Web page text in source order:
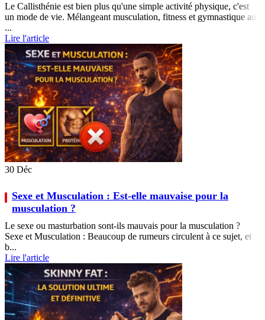
Le Callisthénie est bien plus qu'une simple activité physique, c'est
un mode de vie. Mélangeant musculation, fitness et gymnastique au
...
Lire l'article
30 Déc
Sexe et Musculation : Est-elle mauvaise pour la
musculation ?
Le sexe ou masturbation sont-ils mauvais pour la musculation ?
Sexe et Musculation : Beaucoup de rumeurs circulent à ce sujet, et
b...
Lire l'article